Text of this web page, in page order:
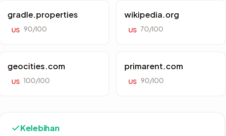
gradle.properties
US 90/100
wikipedia.org
US 70/100
geocities.com
US 100/100
primarent.com
US 90/100
Kelebihan